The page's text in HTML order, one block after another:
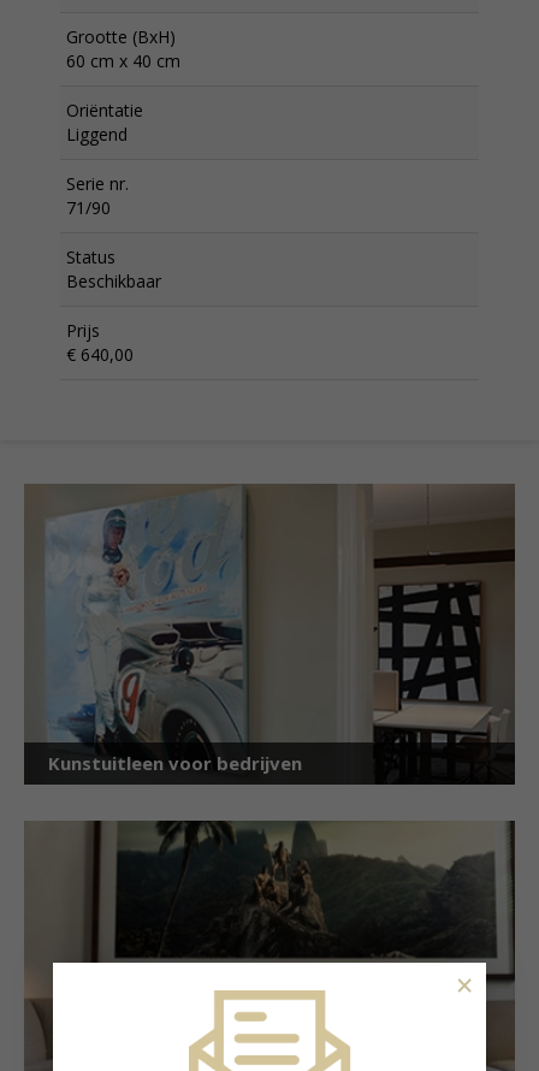
Grootte (BxH)
60 cm x 40 cm
Oriëntatie
Liggend
Serie nr.
71/90
Status
Beschikbaar
Prijs
€ 640,00
Kunstuitleen voor bedrijven
×